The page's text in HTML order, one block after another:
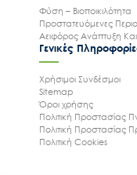
Φύση – Βιοποικιλότητα
Προστατευόμενες
Αειφόρος Ανάπτυξη
Γενικές
Χρήσιμοι Συνδέσμοι
Sitemap
Όροι χρήσης
Πολιτική Προστασίας
Πολιτική Προστασίας
Πολιτική Cookies